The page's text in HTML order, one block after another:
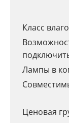
+7 (800) 775-
+7 (495)
Класс
Лампы в
Ценовая